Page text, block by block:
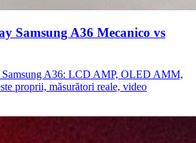
Samsung A36 Mecanico vs
Samsung A36: LCD AMP, OLED AMM,
proprii, măsurători reale, video